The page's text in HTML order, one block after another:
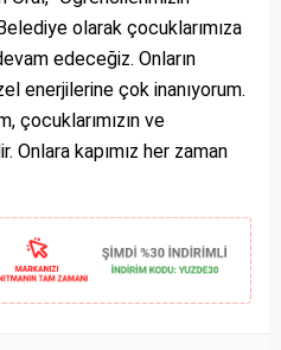
olarak çocuklarımıza
edeceğiz. Onların
enerjilerine çok inanıyorum.
çocuklarımızın ve
Onlara kapımız her zaman